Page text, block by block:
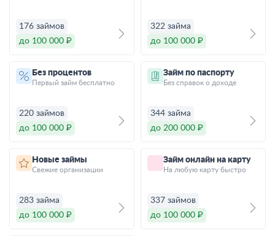
176 займов
до 100 000 ₽
322 займа
до 100 000 ₽
Без процентов
Первый займ бесплатно
220 займов
до 100 000 ₽
Займ по паспорту
Без справок о доходе
344 займа
до 200 000 ₽
Новые займы
Свежие организации
283 займа
до 100 000 ₽
Займ онлайн на карту
На любую карту быстро
337 займов
до 100 000 ₽